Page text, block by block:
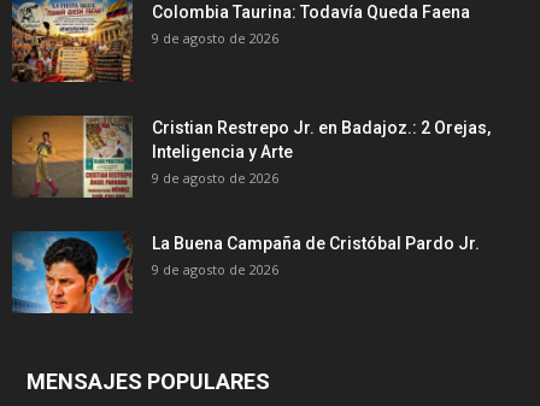
Colombia Taurina: Todavía Queda Faena
9 de agosto de 2026
Cristian Restrepo Jr. en Badajoz.: 2 Orejas,
Inteligencia y Arte
9 de agosto de 2026
La Buena Campaña de Cristóbal Pardo Jr.
9 de agosto de 2026
MENSAJES POPULARES